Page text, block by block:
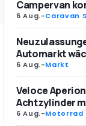
Campervan
6 Aug.-Caravan
Automarkt
6 Aug.-Markt
Veloce
Achtzylinder
6 Aug.-Motorrad